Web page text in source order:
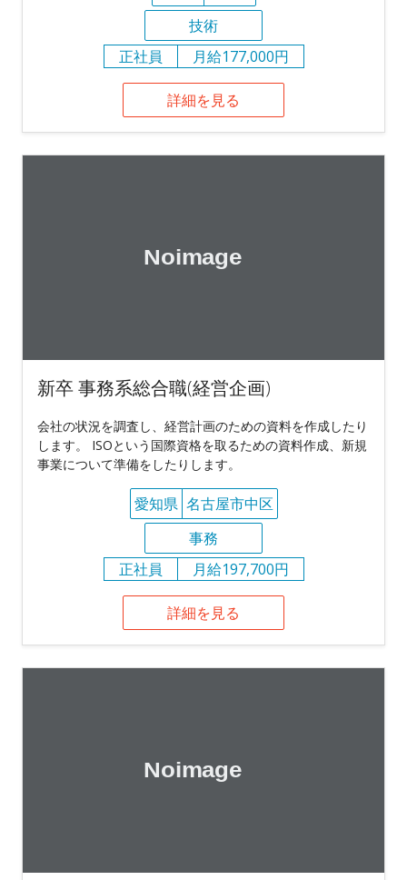
技術
正社員
月給177,000円
詳細を見る
新卒 事務系総合職(経営企画)
会社の状況を調査し、経営計画のための資料を作成したり
します。 ISOという国際資格を取るための資料作成、新規
事業について準備をしたりします。
愛知県 名古屋市中区
事務
正社員
月給197,700円
詳細を見る